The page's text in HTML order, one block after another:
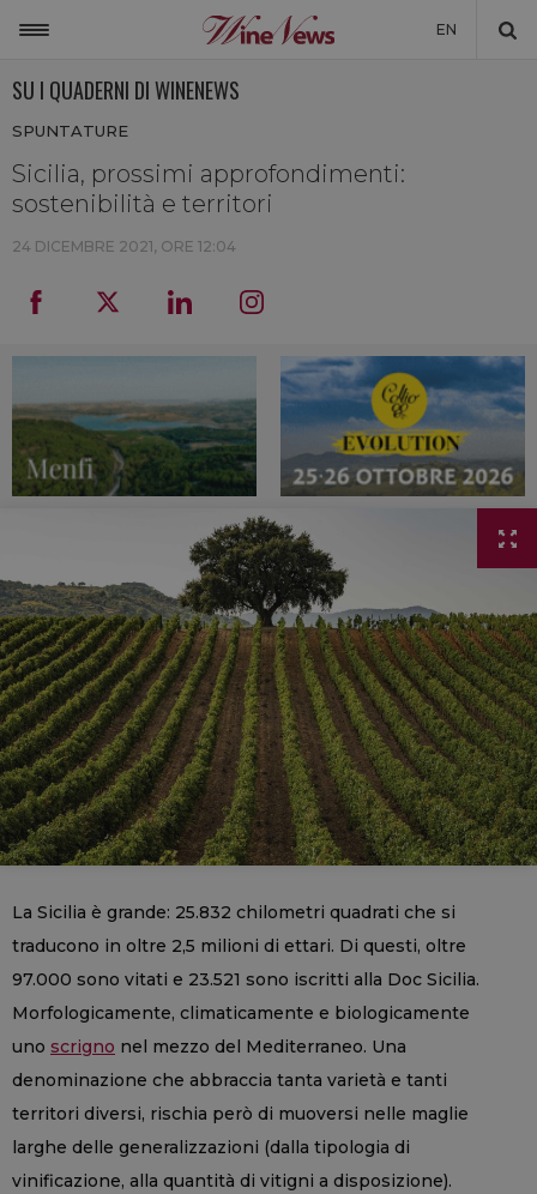
EN
NON SOLO VINO
WINENEWS TV
SU I QUADERNI DI WINENEWS
SPUNTATURE
Sicilia, prossimi approfondimenti:
sostenibilità e territori
24 DICEMBRE 2021, ORE 12:04
La Sicilia è grande: 25.832 chilometri quadrati che si
traducono in oltre 2,5 milioni di ettari. Di questi, oltre
97.000 sono vitati e 23.521 sono iscritti alla Doc Sicilia.
Morfologicamente, climaticamente e biologicamente
uno scrigno nel mezzo del Mediterraneo. Una
denominazione che abbraccia tanta varietà e tanti
territori diversi, rischia però di muoversi nelle maglie
larghe delle generalizzazioni (dalla tipologia di
vinificazione, alla quantità di vitigni a disposizione).